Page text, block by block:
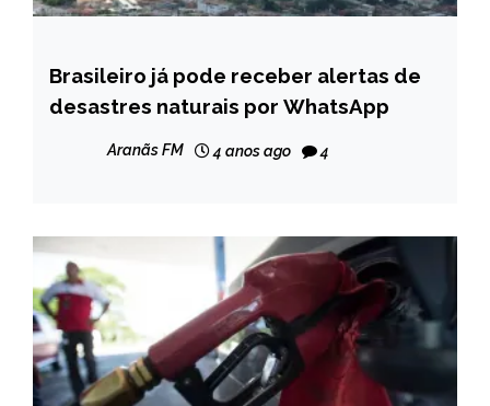
BRASIL
NOTÍCIAS
Brasileiro já pode receber alertas de
desastres naturais por WhatsApp
Aranãs FM 4 anos ago 4